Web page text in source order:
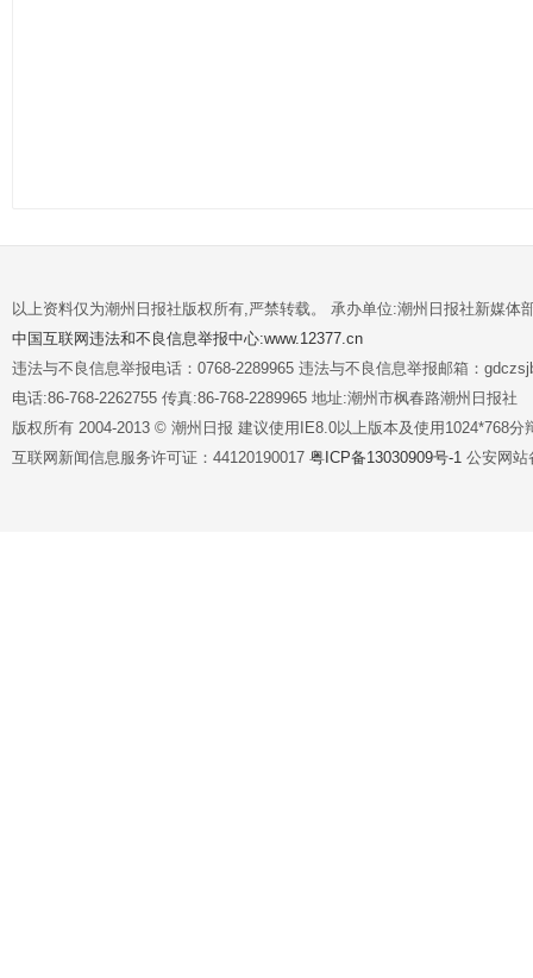
以上资料仅为潮州日报社版权所有,严禁转载。 承办单位:潮州日报社新媒体
中国互联网违法和不良信息举报中心:www.12377.cn
违法与不良信息举报电话：0768-2289965 违法与不良信息举报邮箱：
电话:86-768-2262755 传真:86-768-2289965 地址:潮州市枫春路潮州日报社
版权所有 2004-2013 © 潮州日报 建议使用IE8.0以上版本及使用1024*768分
互联网新闻信息服务许可证：44120190017 粤ICP备13030909号-1 公安网站